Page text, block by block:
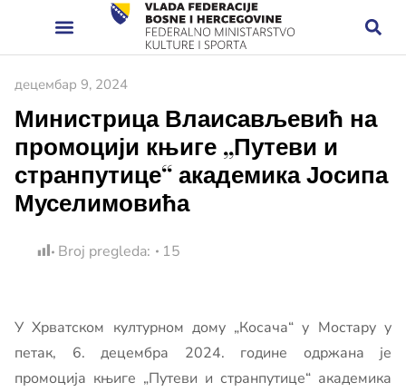
децембар 9, 2024
Министрица Влаисављевић на
промоцији књиге „Путеви и
странпутице“ академика Јосипа
Муселимовића
Broj pregleda: 15
У Хрватском културном дому „Косача“ у Мостару у
петак, 6. децембра 2024. године одржана је
промоција књиге „Путеви и странпутице“ академика